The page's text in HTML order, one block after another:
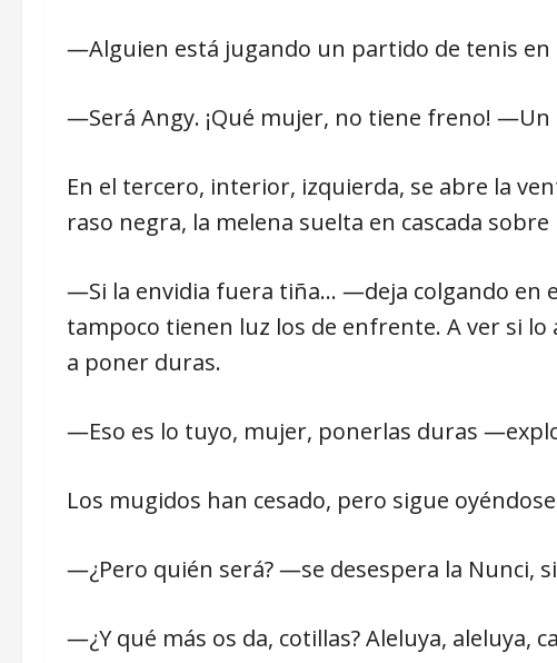
―Alguien está jugando un partido de tenis
―Será Angy. ¡Qué mujer, no tiene freno!
En el tercero, interior, izquierda, se abre la
raso negra, la melena suelta en cascada
―Si la envidia fuera tiña… ―deja colgando en
tampoco tienen luz los de enfrente. A ver si
a poner duras.
―Eso es lo tuyo, mujer, ponerlas duras
Los mugidos han cesado, pero sigue
―¿Pero quién será? ―se desespera la Nunci,
―¿Y qué más os da, cotillas? Aleluya, aleluya,